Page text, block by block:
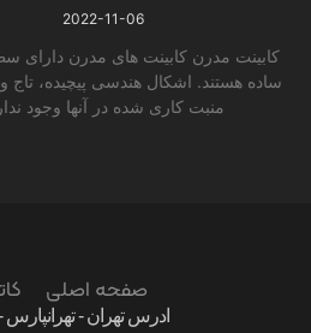
2022-11-06
کابینت مدرن کابینت های مدرن
ساده هستند. اشکال هندسی پیچیده، تاج
منبت کاری شده در آنها وجود
صفحه اصلی
ادرس تهران -